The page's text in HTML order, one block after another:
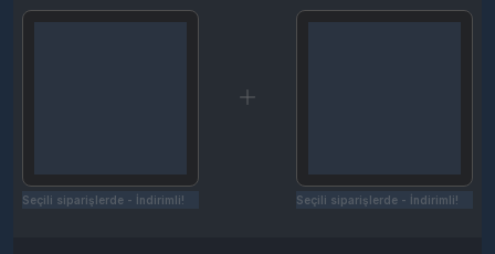
Seçili siparişlerde - İndirimli! Seçili siparişlerde - İndirimli!